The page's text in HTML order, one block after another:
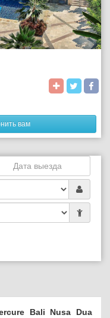
вам
Bali Nusa Dua